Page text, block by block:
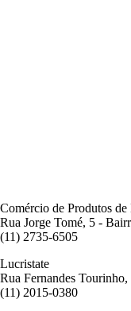
Comércio de Produtos
Rua Jorge Tomé, 5 -
(11) 2735-6505
Lucristate
Rua Fernandes
(11) 2015-0380